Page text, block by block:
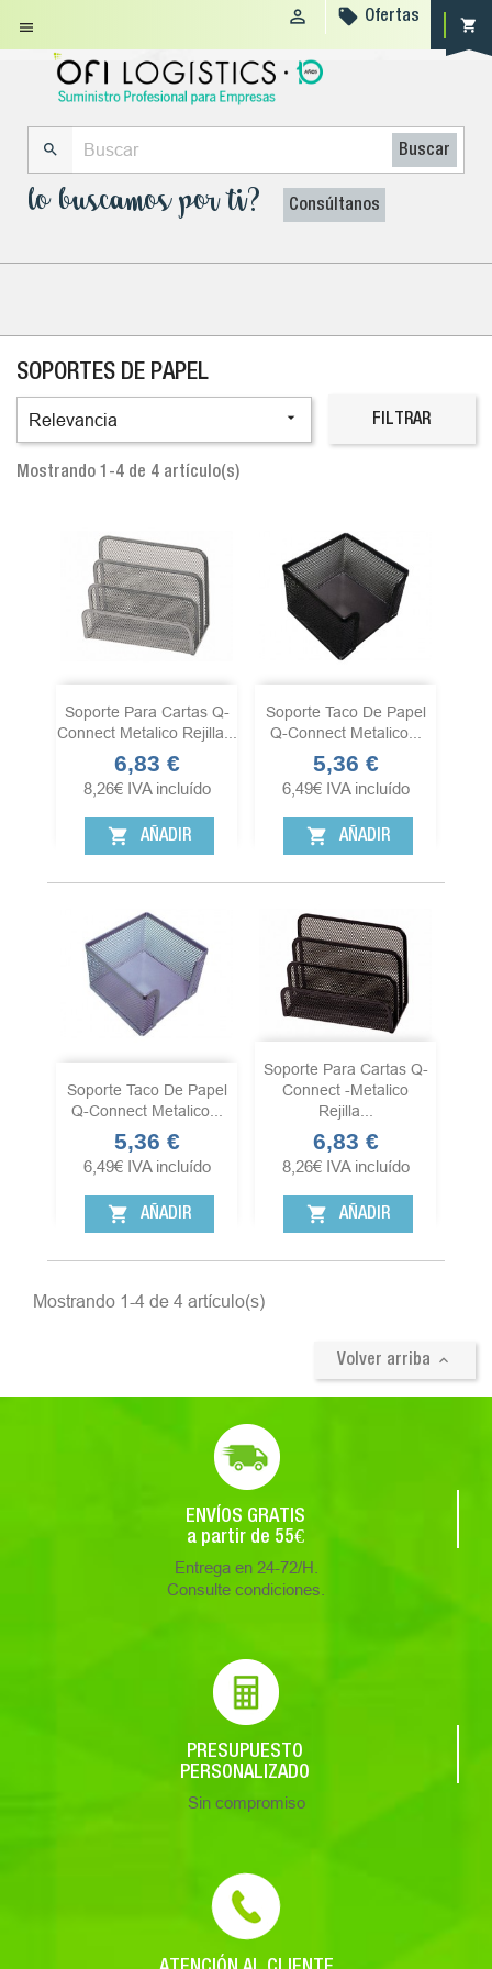
 shopping_cart
  Ofertas
 Buscar
lo buscamos por ti? Consúltanos
SOPORTES DE PAPEL
Relevancia  FILTRAR
Mostrando 1-4 de 4 artículo(s)
Soporte Para Cartas Q-
Connect Metalico Rejilla...
Precio
6,83 €
8,26€ IVA incluído
shopping_cart AÑADIR
Soporte Taco De Papel
Q-Connect Metalico...
Precio
5,36 €
6,49€ IVA incluído
shopping_cart AÑADIR
Soporte Taco De Papel
Q-Connect Metalico...
Precio
5,36 €
6,49€ IVA incluído
shopping_cart AÑADIR
Soporte Para Cartas Q-
Connect -metalico
Rejilla...
Precio
6,83 €
8,26€ IVA incluído
shopping_cart AÑADIR
Mostrando 1-4 de 4 artículo(s)
Volver arriba 
ENVÍOS GRATIS
a partir de 55€
Entrega en 24-72/H.
Consulte condiciones.
PRESUPUESTO
PERSONALIZADO
Sin compromiso